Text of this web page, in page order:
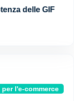
delle GIF
l'e-commerce